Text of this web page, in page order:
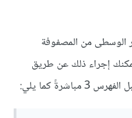
الوسطى من المصفوفة
إجراء ذلك عن طريق